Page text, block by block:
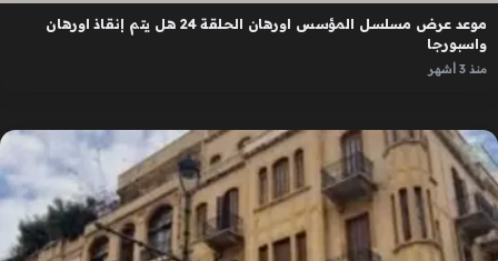
موعد عرض مسلسل المؤسس اورهان الحلقة 24 هل يتم إنقاذ اورهان
واسبورجا
منذ 3 أشهر